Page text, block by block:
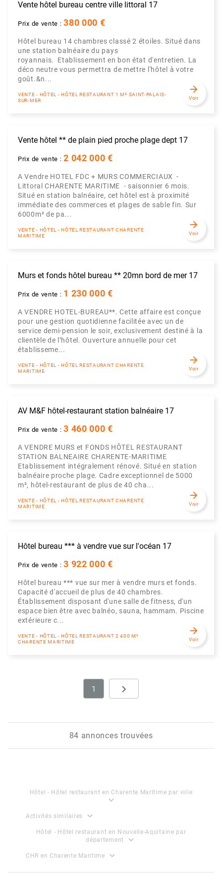
Vente hôtel bureau centre ville littoral 17
Prix de vente :380 000 €
Hôtel bureau 14 chambres classé 2 étoiles. Situé dans
une station balnéaire du pays
royannais. Etablissement en bon état d'entretien. La
déco neutre vous permettra de mettre l'hôtel à votre
goût.&n...
VENTE - HÔTEL - HÔTEL RESTAURANT 1 M² SAINT-PALAIS-
SUR-MER
arrow_forward
Voir
Vente hôtel ** de plain pied proche plage dept 17
Prix de vente :2 042 000 €
A Vendre HOTEL FDC + MURS COMMERCIAUX -
Littoral CHARENTE MARITIME - saisonnier 6 mois.
Situé en station balnéaire, cet hôtel est à proximité
immédiate des commerces et plages de sable fin. Sur
6000m² de pa...
VENTE - HÔTEL - HÔTEL RESTAURANT CHARENTE
MARITIME
arrow_forward
Voir
Murs et fonds hôtel bureau ** 20mn bord de mer 17
Prix de vente : 1 230 000 €
A VENDRE HOTEL-BUREAU**. Cette affaire est conçue
pour une gestion quotidienne facilitée avec un de
service demi-pension le soir, exclusivement destiné à la
clientèle de l’hôtel. Ouverture annuelle pour cet
établisseme...
VENTE - HÔTEL - HÔTEL RESTAURANT CHARENTE
MARITIME
arrow_forward
Voir
AV M&F hôtel-restaurant station balnéaire 17
Prix de vente :3 460 000 €
A VENDRE MURS et FONDS HÔTEL RESTAURANT
STATION BALNEAIRE CHARENTE-MARITIME
Etablissement intégralement rénové. Situé en station
balnéaire proche plage. Cadre exceptionnel de 5000
m², hôtel-restaurant de plus de 40 cha...
VENTE - HÔTEL - HÔTEL RESTAURANT CHARENTE
MARITIME
arrow_forward
Voir
Hôtel bureau *** à vendre vue sur l'océan 17
Prix de vente :3 922 000 €
Hôtel bureau *** vue sur mer à vendre murs et fonds.
Capacité d'accueil de plus de 40 chambres.
Établissement disposant d'une salle de fitness, d'un
espace bien être avec balnéo, sauna, hammam. Piscine
extérieure c...
VENTE - HÔTEL - HÔTEL RESTAURANT 2 400 M²
CHARENTE MARITIME
arrow_forward
Voir
1 navigate_next
84 annonces trouvées
Hôtel - Hôtel restaurant en Charente Maritime par ville
expand_more
Activités similaires expand_more
Hôtel - Hôtel restaurant en Nouvelle-Aquitaine par
département
expand_more
CHR en Charente Maritime expand_more